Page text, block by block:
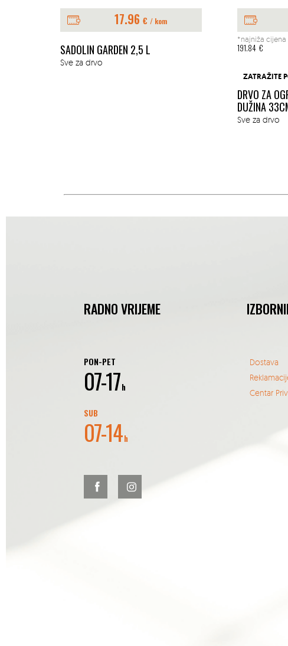
17.96 € / kom
SADOLIN GARDEN 2,5 L
Sve za drvo
*najniža
191.84 €
ZATRAŽITE
DRVO ZA
DUŽINA
Sve za drvo
RADNO VRIJEME
PON-PET
07-17h
SUB
07-14h
Dostava
Centar